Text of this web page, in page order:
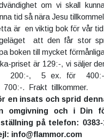
om vi skall
tid så nära Jesu
är en viktig bok för vår
att den får stor
boken till mycket
priset är 129:-, vi säljer
200:-, 5 ex. för
700:-. Frakt tillkommer.
en insats och sprid
omgivning och i Din
på telefon:
info@flammor.com